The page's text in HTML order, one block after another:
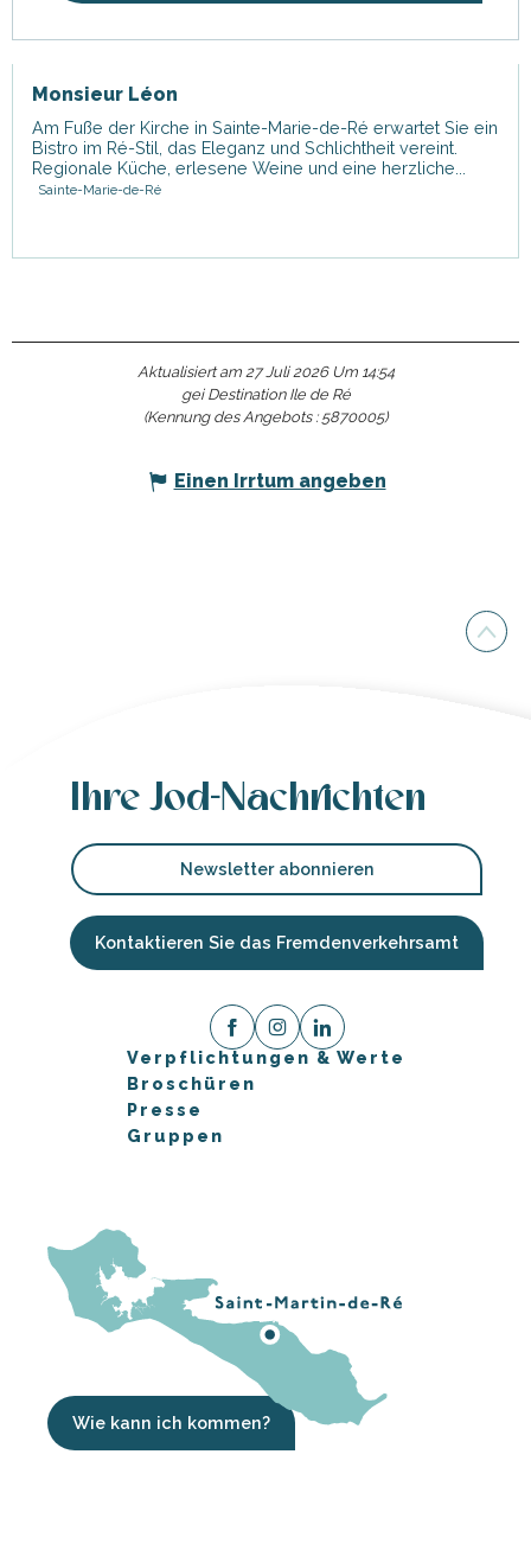
Monsieur Léon
Am Fuße der Kirche in Sainte-Marie-de-Ré erwartet Sie ein
Bistro im Ré-Stil, das Eleganz und Schlichtheit vereint.
Regionale Küche, erlesene Weine und eine herzliche...
Sainte-Marie-de-Ré
Aktualisiert am 27 Juli 2026 Um 14:54
gei Destination Ile de Ré
(Kennung des Angebots : 5870005)
Einen Irrtum angeben
Ihre Jod-Nachrichten
Newsletter abonnieren
Kontaktieren Sie das Fremdenverkehrsamt
Verpflichtungen & Werte
Broschüren
Presse
Gruppen
Wie kann ich kommen?